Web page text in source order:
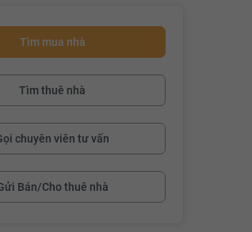
Tìm mua nhà
Tìm thuê nhà
chuyên viên tư vấn
Bán/Cho thuê nhà